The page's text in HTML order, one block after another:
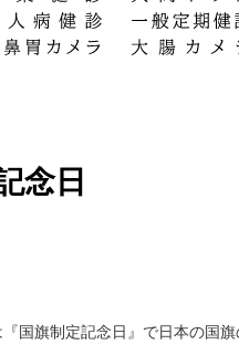
念日
国旗制定記念日』で日本の国